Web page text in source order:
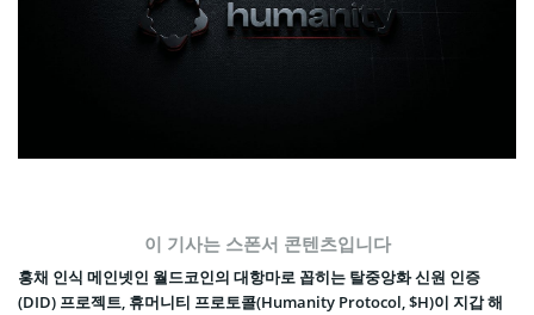
이 기사는 스폰서 콘텐츠입니다
홍채 인식 메인넷인 월드코인의 대항마로 꼽히는 탈중앙화 신원 인증
(DID) 프로젝트, 휴머니티 프로토콜(Humanity Protocol, $H)이 지갑 해